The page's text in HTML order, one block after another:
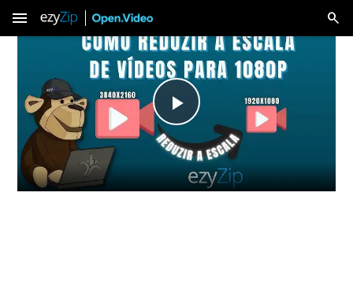
menu
Play
Video